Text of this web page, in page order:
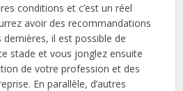
conditions et c’est un réel
avoir des recommandations
il est possible de
stade et vous jonglez ensuite
de votre profession et des
En parallèle, d’autres